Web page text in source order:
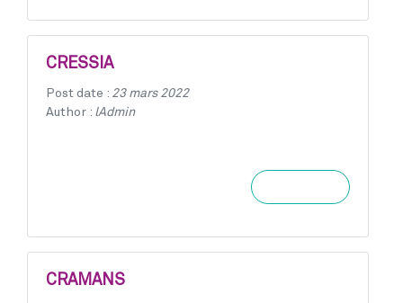
CRESSIA
Post date : 23 mars 2022
Author : lAdmin
CRAMANS